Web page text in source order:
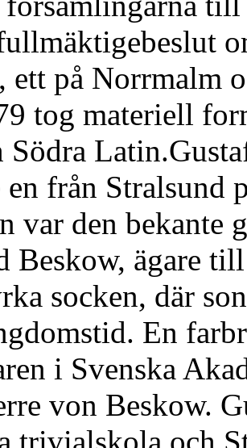
ett på Norrmalm
tog materiell
Södra
från Stralsund
var den bekante
Beskow, ägare
socken, där
En
i Svenska
von Beskow.
trivialskola och